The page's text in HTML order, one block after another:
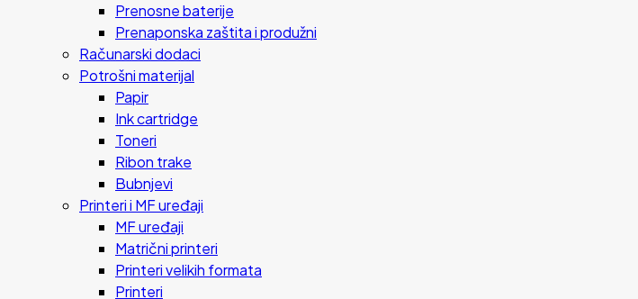
Prenosne baterije
Prenaponska zaštita i produžni
Računarski dodaci
Potrošni materijal
Papir
Ink cartridge
Toneri
Ribon trake
Bubnjevi
Printeri i MF uređaji
MF uređaji
Matrični printeri
Printeri velikih formata
Printeri